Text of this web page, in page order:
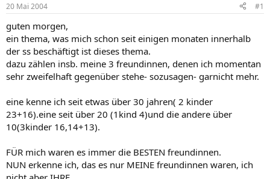
e
r
t
20 Mai 2004 #1
guten morgen,
ein thema, was mich schon seit einigen monaten innerhalb
der ss beschäftigt ist dieses thema.
dazu zählen insb. meine 3 freundinnen, denen ich momentan
sehr zweifelhaft gegenüber stehe- sozusagen- garnicht mehr.
eine kenne ich seit etwas über 30 jahren( 2 kinder
23+16).eine seit über 20 (1kind 4)und die andere über
10(3kinder 16,14+13).
FÜR mich waren es immer die BESTEN freundinnen.
NUN erkenne ich, das es nur MEINE freundinnen waren, ich